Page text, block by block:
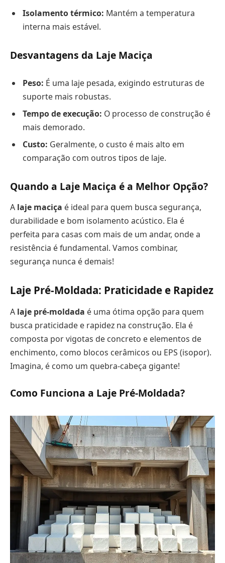
Isolamento térmico: Mantém a temperatura
interna mais estável.
Desvantagens da Laje Maciça
Peso: É uma laje pesada, exigindo estruturas de
suporte mais robustas.
Tempo de execução: O processo de construção é
mais demorado.
Custo: Geralmente, o custo é mais alto em
comparação com outros tipos de laje.
Quando a Laje Maciça é a Melhor Opção?
A laje maciça é ideal para quem busca segurança,
durabilidade e bom isolamento acústico. Ela é
perfeita para casas com mais de um andar, onde a
resistência é fundamental. Vamos combinar,
segurança nunca é demais!
Laje Pré-Moldada: Praticidade e Rapidez
A laje pré-moldada é uma ótima opção para quem
busca praticidade e rapidez na construção. Ela é
composta por vigotas de concreto e elementos de
enchimento, como blocos cerâmicos ou EPS (isopor).
Imagina, é como um quebra-cabeça gigante!
Como Funciona a Laje Pré-Moldada?